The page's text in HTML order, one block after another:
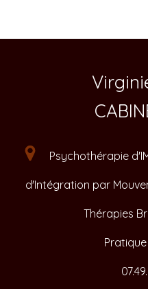
Psychothérapie
d'Intégration par
Thérapies